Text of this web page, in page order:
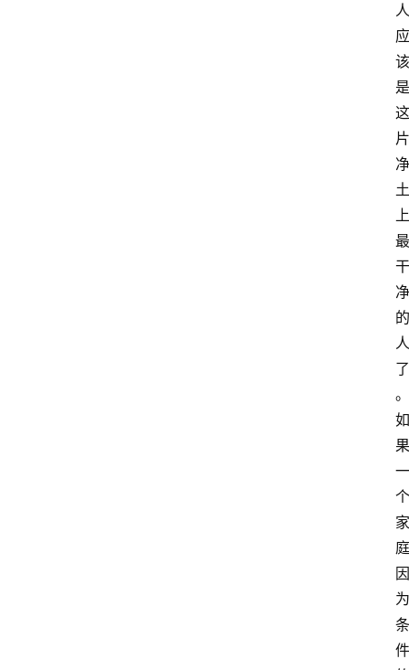
人
应
该
是
这
片
净
土
上
最
干
净
的
人
了
。
如
果
一
个
家
庭
因
为
条
件